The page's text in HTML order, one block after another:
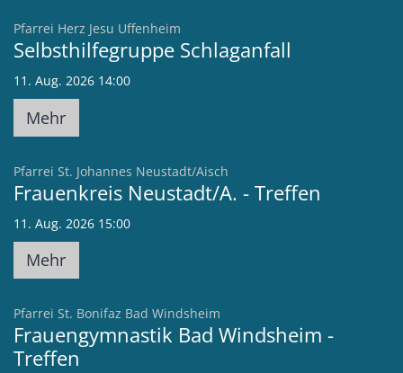
Pfarrei Herz Jesu Uffenheim
Selbsthilfegruppe Schlaganfall
11. Aug. 2026 14:00
Mehr
Pfarrei St. Johannes Neustadt/Aisch
Frauenkreis Neustadt/A. - Treffen
11. Aug. 2026 15:00
Mehr
Pfarrei St. Bonifaz Bad Windsheim
Frauengymnastik Bad Windsheim -
Treffen